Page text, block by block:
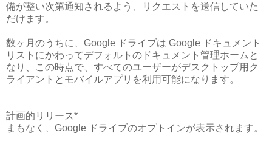
備が整い次第通知されるよう、リクエストを送信していた
だけます。
数ヶ月のうちに、Google ドライブは Google ドキュメント
リストにかわってデフォルトのドキュメント管理ホームと
なり、この時点で、すべてのユーザーがデスクトップ用ク
ライアントとモバイルアプリを利用可能になります。
計画的リリース*
まもなく、Google ドライブのオプトインが表示されます。